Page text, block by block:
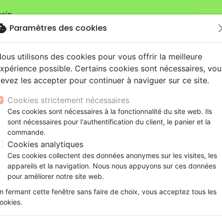
Je
sur la boutiqueLa Maison de la Bible Suisse
NouveautésBibles
Testaments
Etude biblique
NEG
Bandes dessinées
Souffrance, Relation d'aide
Santé
Événements actuels
Couple
Découverte de la foi
Souffrance, Relation d'aide
Psychologie
Adolescents, jeunes
Latino, Folk
Soul
Rap, Hip-hop
Louange, Adoration
Hardrock, Métal
animés
conférences
Films, fiction
Jeux
21, gros caractères - couverture rigide et illustrée
Bible Segond 21, gros
couverture rigide et illustrée
Version :Segond 21
Paramètres des cookies
utilisons des cookies pour vous offrir la meilleure
possible. Certains cookies sont nécessaires,
les accepter pour continuer à naviguer sur ce site.
Cookies strictement nécessaires
Ces cookies sont nécessaires à la fonctionnalité du site web. Ils
sont nécessaires pour l'authentification du client, le panier et la
commande.
Cookies analytiques
Ces cookies collectent des données anonymes sur les visites, les
appareils et la navigation. Nous nous appuyons sur ces données
pour améliorer notre site web.
fermant cette fenêtre sans faire de choix, vous acceptez tous les